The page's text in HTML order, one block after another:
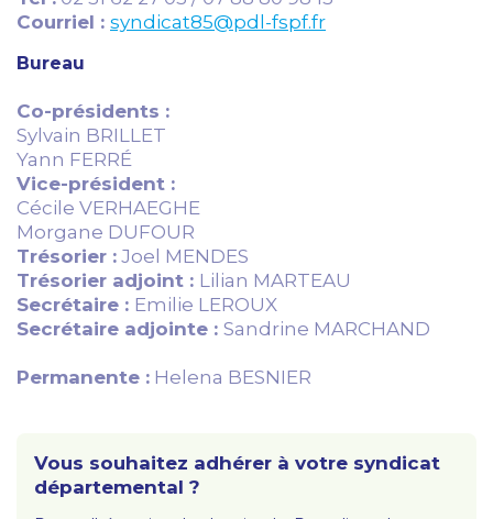
Courriel : syndicat85@pdl-fspf.fr
Bureau
Co-présidents :
Sylvain BRILLET
Yann FERRÉ
Vice-président :
Cécile VERHAEGHE
Morgane DUFOUR
Trésorier : Joel MENDES
Trésorier adjoint : Lilian MARTEAU
Secrétaire : Emilie LEROUX
Secrétaire adjointe : Sandrine MARCHAND
Permanente : Helena BESNIER
Vous souhaitez adhérer à votre syndicat
départemental ?